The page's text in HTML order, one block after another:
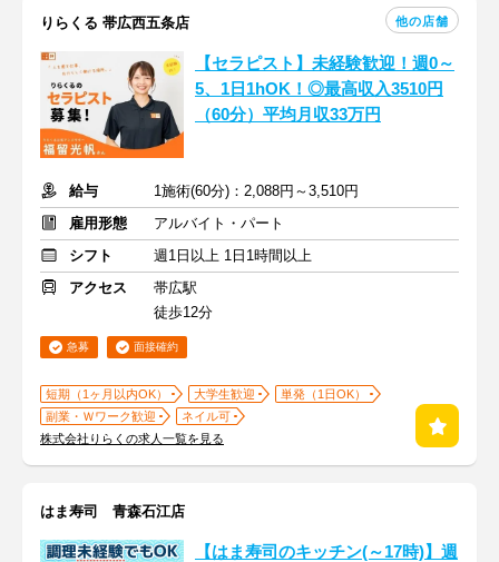
りらくる 帯広西五条店 他の店舗
【セラピスト】未経験歓迎！週0～
5、1日1hOK！◎最高収入3510円
（60分）平均月収33万円
給与
1施術(60分)：2,088円～3,510円
雇用形態
アルバイト・パート
シフト
週1日以上 1日1時間以上
アクセス
帯広駅
徒歩12分
急募 面接確約
短期（1ヶ月以内OK） 大学生歓迎
単発（1日OK）
副業・Ｗワーク歓迎
ネイル可
株式会社りらくの求人一覧を見る
はま寿司 青森石江店
【はま寿司のキッチン(～17時)】週